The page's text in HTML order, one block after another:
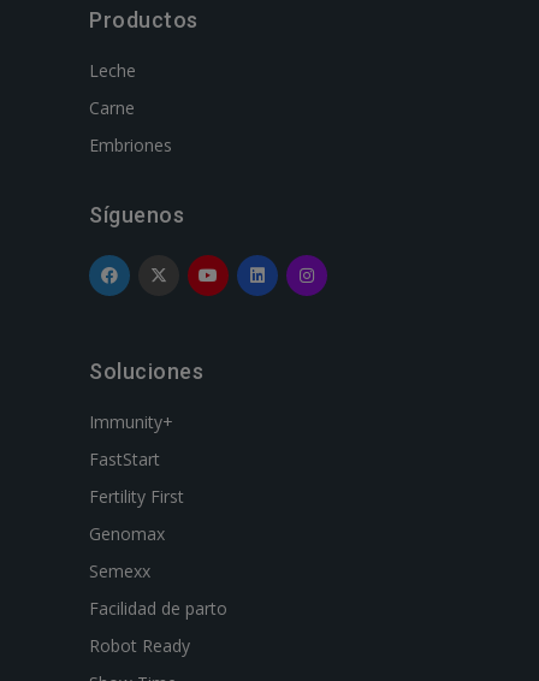
Productos
Leche
Carne
Embriones
Síguenos
Soluciones
Immunity+
FastStart
Fertility First
Genomax
Semexx
Facilidad de parto
Robot Ready